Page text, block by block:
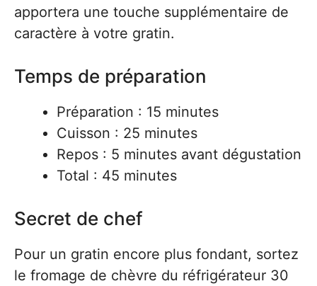
apportera une touche supplémentaire de
caractère à votre gratin.
Temps de préparation
Préparation : 15 minutes
Cuisson : 25 minutes
Repos : 5 minutes avant dégustation
Total : 45 minutes
Secret de chef
Pour un gratin encore plus fondant, sortez
le fromage de chèvre du réfrigérateur 30